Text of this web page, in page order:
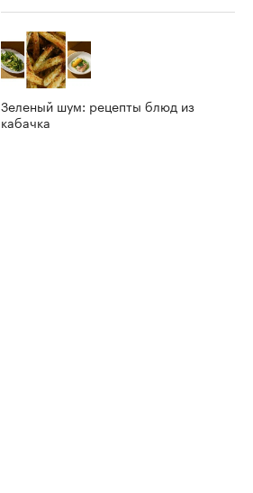
Зеленый шум: рецепты блюд из
кабачка